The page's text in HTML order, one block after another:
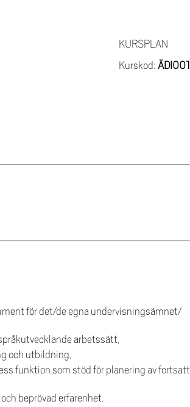
KURSPLAN
Kurskod: ÄDI001
för det/de egna undervisningsämnet/
arbetssätt,
och utbildning,
funktion som stöd för planering av fortsatt
beprövad erfarenhet.